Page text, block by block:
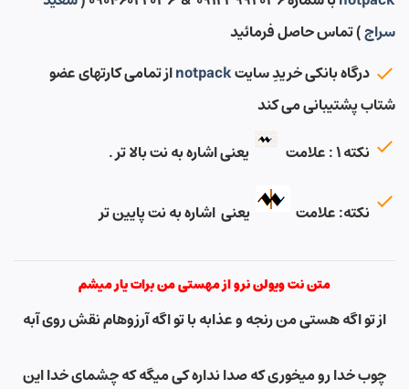
سراج) تماس حاصل فرمائید
درگاه بانکی خریدِ سایتnotpackاز تمامی کارتهای عضو
شتاب پشتیبانی می کند
نکته ۱ : علامت
یعنی اشاره به نت بالا تر .
نکته: علامت یعنی اشاره به نت پایین تر
متن نت ویولن نرو از مهستی من برات یار میشم
از تو اگه هستی من رنجه و عذابه با تو اگه آرزوهام نقش روی آبه
چوب خدا رو میخوری که صدا نداره کی میگه که چشمای خدا این